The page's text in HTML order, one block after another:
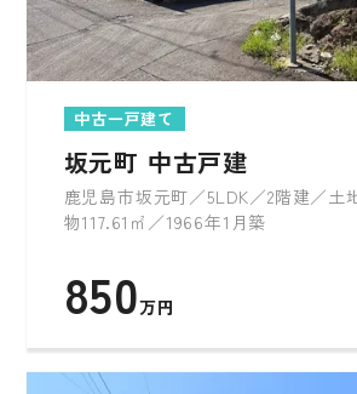
中古一戸建て
坂元町 中古戸建
鹿児島市坂元町／5LDK／2階建／土
物117.61㎡／1966年1月築
850万円